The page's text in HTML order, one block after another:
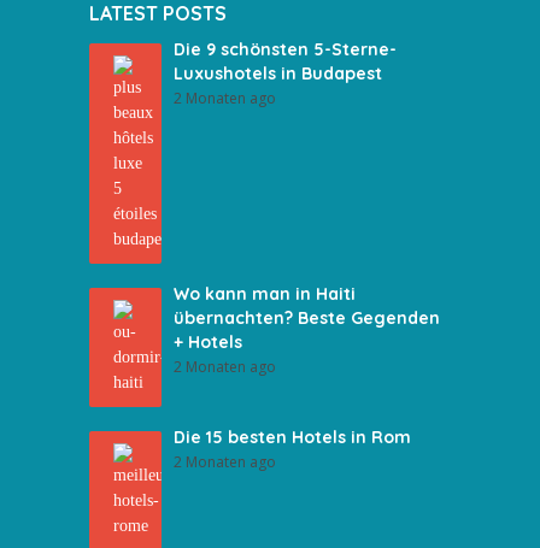
LATEST POSTS
Die 9 schönsten 5-Sterne-
Luxushotels in Budapest
2 Monaten ago
Wo kann man in Haiti
übernachten? Beste Gegenden
+ Hotels
2 Monaten ago
Die 15 besten Hotels in Rom
2 Monaten ago